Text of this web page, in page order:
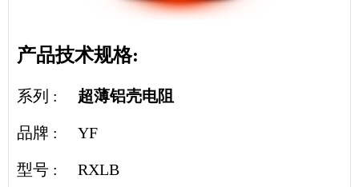
产品技术规格:
系列 : 超薄铝壳电阻
品牌 : YF
型号 : RXLB